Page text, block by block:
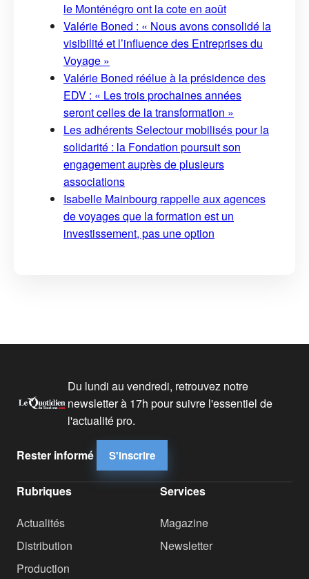
le Monténégro ont la cote en août
Valérie Boned : « Nous avons consolidé la
visibilité et l’influence des Entreprises du
Voyage »
Valérie Boned réélue à la présidence des
EDV : « Les trois prochaines années
seront celles de la transformation »
Les adhérents Selectour mobilisés pour la
solidarité : la Fondation poursuit son
engagement auprès de plusieurs
associations
Isabelle Mainbourg rappelle aux agences
de voyages que la formation est un
investissement, pas une option
Du lundi au vendredi, retrouvez notre
newsletter à 17h pour suivre l'essentiel de
l'actualité pro.
Rester informé S'inscrire
Rubriques
Actualités
Distribution
Production
Services
Magazine
Newsletter